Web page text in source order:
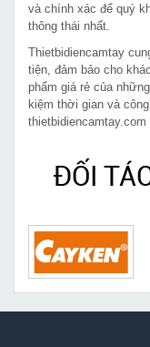
và chính xác để quý
thông thái nhất.
Thietbidiencamtay
tiện, đảm bảo cho
phẩm giá rẻ của
kiệm thời gian và
ĐỐI